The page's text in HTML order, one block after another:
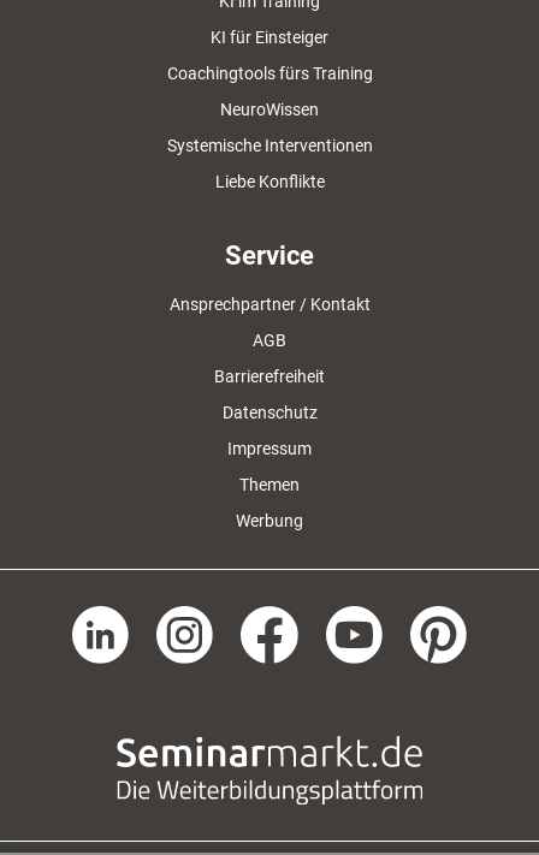
KI für Einsteiger
Coachingtools fürs Training
NeuroWissen
Systemische Interventionen
Liebe Konflikte
Service
Ansprechpartner / Kontakt
AGB
Barrierefreiheit
Datenschutz
Impressum
Themen
Werbung